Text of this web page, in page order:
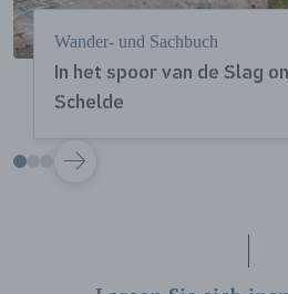
In het spoor van de Slag
Schelde
Wander- und Sachbuch
VOLGENDE